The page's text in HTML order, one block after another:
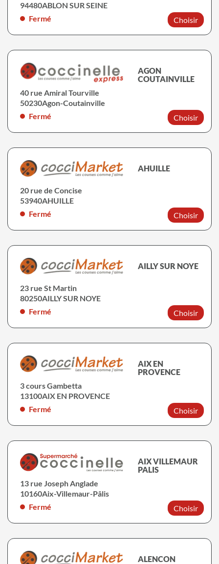
94480ABLON SUR SEINE
Choisir
Fermé
AGON
COUTAINVILLE
40 rue Amiral Tourville
50230Agon-Coutainville
Choisir
Fermé
AHUILLE
20 rue de Concise
53940AHUILLE
Choisir
Fermé
AILLY SUR NOYE
23 rue St Martin
80250AILLY SUR NOYE
Choisir
Fermé
AIX EN
PROVENCE
3 cours Gambetta
13100AIX EN PROVENCE
Choisir
Fermé
AIX VILLEMAUR
PALIS
13 rue Joseph Anglade
10160Aix-Villemaur-Pâlis
Choisir
Fermé
ALENCON